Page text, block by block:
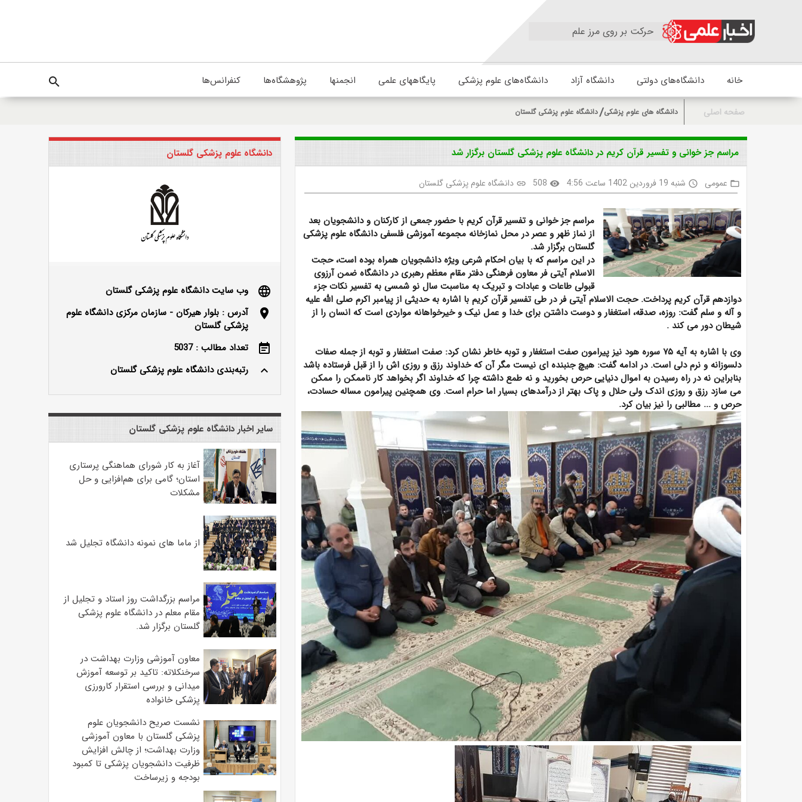
حرکت بر روی مرز علم
خانه دانشگاه‌های دولتی دانشگاه آزاد دانشگاه‌های علوم پزشکی پایگاههای علمی انجمنها پژوهشگاه‌ها کنفرانس‌ها search
صفحه اصلی دانشگاه های علوم پزشکی دانشگاه علوم پزشکی گلستان
مراسم جز خوانی و تفسیر قرآن کریم در دانشگاه علوم پزشکی گلستان برگزار شد
folder_open عمومی access_time شنبه 19 فروردین 1402 ساعت 4:56 visibility
508
link دانشگاه علوم پزشکی گلستان
مراسم جز خوانی و تفسیر قرآن کریم با حضور جمعی از کارکنان و دانشجویان بعد
از نماز ظهر و عصر در محل نمازخانه مجموعه آموزشی فلسفی دانشگاه علوم پزشکی
گلستان برگزار شد.
در این مراسم که با بیان احکام شرعی ویژه دانشجویان همراه بوده است، حجت
الاسلام آیتی فر معاون فرهنگی دفتر مقام معظم رهبری در دانشگاه ضمن آرزوی
قبولی طاعات و عبادات و تبریک به مناسبت سال نو شمسی به تفسیر نکات جزء
دوازدهم قرآن کریم پرداخت. حجت الاسلام آیتی فر در طی تفسیر قرآن کریم با اشاره به حدیثی از پیامبر اکرم صلی الله علیه
و آله و سلم گفت: روزه، صدقه، استغفار و دوست داشتن برای خدا و عمل نیک و خیرخواهانه مواردی است که انسان را از
شیطان دور می کند .
وی با اشاره به آیه ۷۵ سوره هود نیز پیرامون صفت استغفار و توبه خاطر نشان کرد: صفت استغفار و توبه از جمله صفات
دلسوزانه و نرم دلی است. در ادامه گفت: هیچ جنبنده ای نیست مگر آن که خداوند رزق و روزی اش را از قبل فرستاده باشد
بنابراین نه در راه رسیدن به اموال دنیایی حرص بخورید و نه طمع داشته چرا که خداوند اگر بخواهد کار ناممکن را ممکن
می سازد رزق و روزی اندک ولی حلال و پاک بهتر از درآمدهای بسیار اما حرام است. وی همچنین پیرامون مساله حسادت،
حرص و ... مطالبی را نیز بیان کرد.
دانشگاه علوم پزشکی گلستان
language
وب سایت دانشگاه علوم پزشکی گلستان
location_on
آدرس : بلوار هیرکان - سازمان مرکزی دانشگاه علوم
پزشکی گلستان
event_note
تعداد مطالب : 5037
keyboard_arrow_up
رتبه‌بندی دانشگاه علوم پزشکی گلستان
سایر اخبار دانشگاه علوم پزشکی گلستان
آغاز به کار شورای هماهنگی پرستاری
استان؛ گامی برای هم‌افزایی و حل
مشکلات
از ماما های نمونه دانشگاه تجلیل شد
مراسم بزرگداشت روز استاد و تجلیل از
مقام معلم در دانشگاه علوم پزشکی
گلستان برگزار شد.‌
معاون آموزشی وزارت بهداشت در
سرخنکلاته: تاکید بر توسعه آموزش
میدانی و بررسی استقرار کارورزی
پزشکی ‌خانواده
نشست صریح دانشجویان علوم
پزشکی گلستان با معاون آموزشی
وزارت بهداشت؛ از چالش افزایش
ظرفیت دانشجویان ‌پزشکی تا کمبود
بودجه و زیرساخت